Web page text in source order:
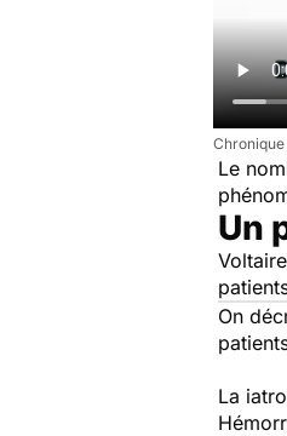
Chronique
Le
Un
On
La